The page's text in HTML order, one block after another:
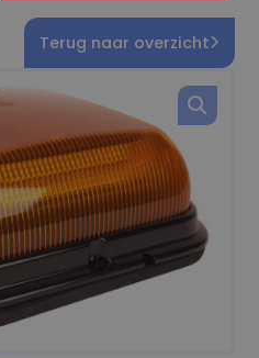
Terug naar overzicht